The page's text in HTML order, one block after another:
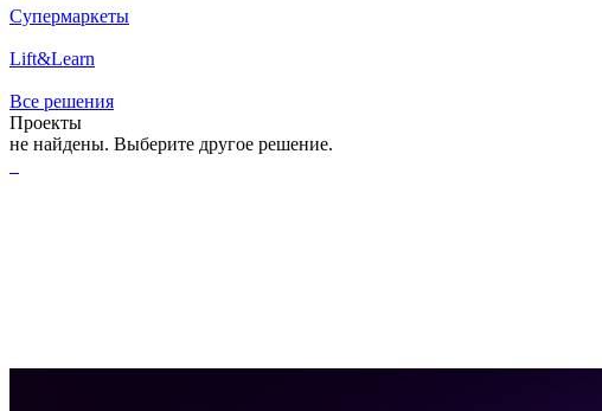
Супермаркеты
Lift&Learn
Все решения
Проекты
не найдены. Выберите другое решение.